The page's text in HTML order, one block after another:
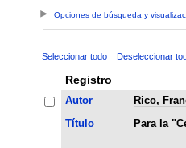
Opciones de búsqueda y
Seleccionar todo Deseleccionar
Registro
Autor
Rico,
Título
Para la